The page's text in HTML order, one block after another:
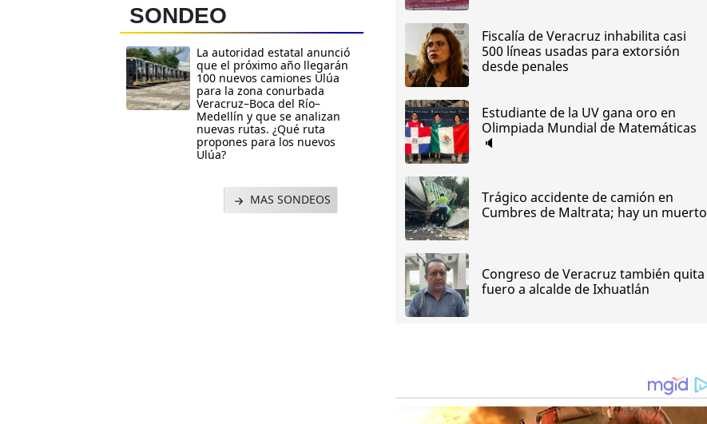
SONDEO
La autoridad estatal anunció
que el próximo año llegarán
100 nuevos camiones Ulúa
para la zona conurbada
Veracruz–Boca del Río–
Medellín y que se analizan
nuevas rutas. ¿Qué ruta
propones para los nuevos
Ulúa?
MAS SONDEOS
Fiscalía de Veracruz inhabilita casi
500 líneas usadas para extorsión
desde penales
Estudiante de la UV gana oro en
Olimpiada Mundial de Matemáticas
🔈
Trágico accidente de camión en
Cumbres de Maltrata; hay un muerto
Congreso de Veracruz también quita
fuero a alcalde de Ixhuatlán